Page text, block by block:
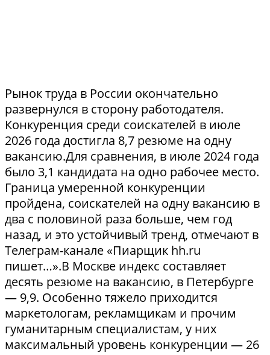
Рынок труда в России окончательно
развернулся в сторону работодателя.
Конкуренция среди соискателей в июле
2026 года достигла 8,7 резюме на одну
вакансию.Для сравнения, в июле 2024 года
было 3,1 кандидата на одно рабочее место.
Граница умеренной конкуренции
пройдена, соискателей на одну вакансию в
два с половиной раза больше, чем год
назад, и это устойчивый тренд, отмечают в
Телеграм-канале «Пиарщик hh.ru
пишет…».В Москве индекс составляет
десять резюме на вакансию, в Петербурге
— 9,9. Особенно тяжело приходится
маркетологам, рекламщикам и прочим
гуманитарным специалистам, у них
максимальный уровень конкуренции — 26